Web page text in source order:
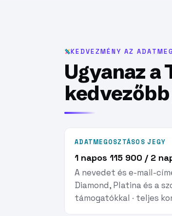
KEDVEZMÉNY AZ
Ugyanaz a
ADATMEGOSZTÁSOS JEGY
1 napos 115 900 / 2
A nevedet és e-mail-
Diamond, Platina és a
támogatókkal · teljes